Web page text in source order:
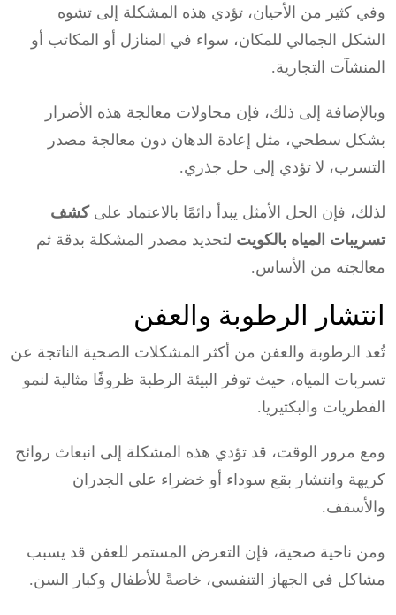
وفي كثير من الأحيان، تؤدي هذه المشكلة إلى تشوه
الشكل الجمالي للمكان، سواء في المنازل أو المكاتب أو
المنشآت التجارية.
وبالإضافة إلى ذلك، فإن محاولات معالجة هذه الأضرار
بشكل سطحي، مثل إعادة الدهان دون معالجة مصدر
التسرب، لا تؤدي إلى حل جذري.
لذلك، فإن الحل الأمثل يبدأ دائمًا بالاعتماد علىكشف
تسريبات المياه بالكويت لتحديد مصدر المشكلة بدقة ثم
معالجته من الأساس.
انتشار الرطوبة والعفن
تُعد الرطوبة والعفن من أكثر المشكلات الصحية الناتجة عن
تسربات المياه، حيث توفر البيئة الرطبة ظروفًا مثالية لنمو
الفطريات والبكتيريا.
ومع مرور الوقت، قد تؤدي هذه المشكلة إلى انبعاث روائح
كريهة وانتشار بقع سوداء أو خضراء على الجدران
والأسقف.
ومن ناحية صحية، فإن التعرض المستمر للعفن قد يسبب
مشاكل في الجهاز التنفسي، خاصةً للأطفال وكبار السن.